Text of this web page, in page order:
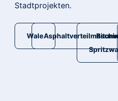
Stadtprojekten.
Wale